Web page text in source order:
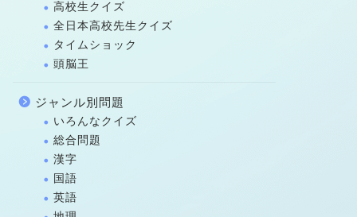
高校生クイズ
全日本高校先生クイズ
タイムショック
頭脳王
ジャンル別問題
いろんなクイズ
総合問題
漢字
国語
英語